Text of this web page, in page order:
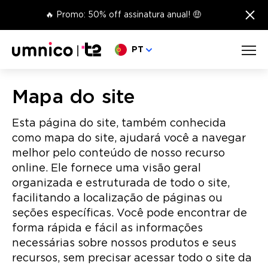
🔥 Promo: 50% off assinatura anual! 🤑 ×
Escolha o seu idioma
PT
Mapa do site
Esta página do site, também conhecida
como mapa do site, ajudará você a navegar
melhor pelo conteúdo de nosso recurso
online. Ele fornece uma visão geral
organizada e estruturada de todo o site,
facilitando a localização de páginas ou
seções específicas. Você pode encontrar de
forma rápida e fácil as informações
necessárias sobre nossos produtos e seus
recursos, sem precisar acessar todo o site da